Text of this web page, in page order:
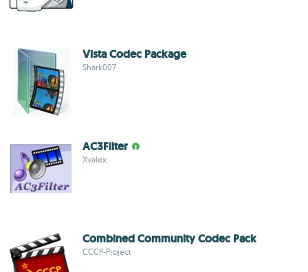
Vista Codec Package
Shark007
AC3Filter
Xvalex
Combined Community Codec Pack
CCCP-Project